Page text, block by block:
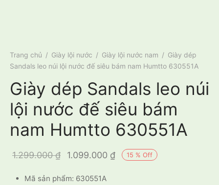
Trang chủ / Giày lội nước / Giày lội nước nam / Giày dép
Sandals leo núi lội nước đế siêu bám nam Humtto 630551A
Giày dép Sandals leo núi
lội nước đế siêu bám
nam Humtto 630551A
15 % Off
1.299.000₫
Giá gốc là:
1.099.000 ₫ Giá hiện tại
Mã sản phẩm: 630551A